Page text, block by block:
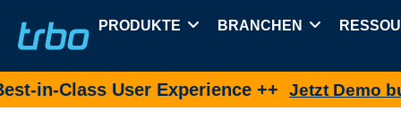
PRODUKTE BRANCHEN
User Experience ++Jetzt Demo buchen